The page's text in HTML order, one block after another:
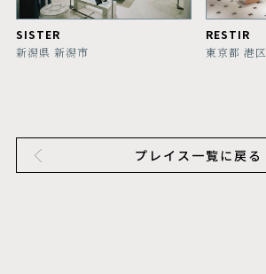
SISTER
新潟県 新潟市
RESTIR
東京都 港区
プレイス一覧に戻る